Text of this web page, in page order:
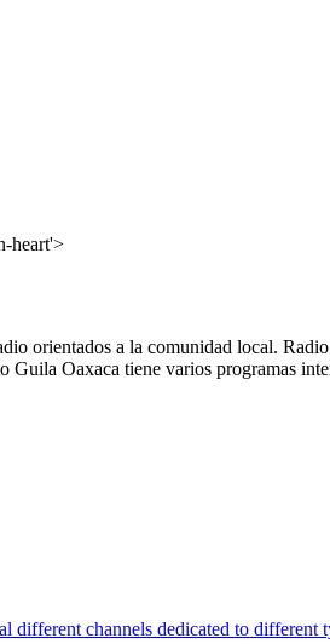
heart'>
orientados a la comunidad local.
Guila Oaxaca tiene varios programas
channels dedicated to different